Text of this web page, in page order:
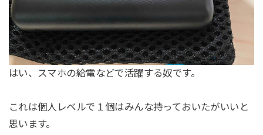
はい、スマホの給電などで活躍する奴です。
これは個人レベルで１個はみんな持っておいたがいいと
思います。